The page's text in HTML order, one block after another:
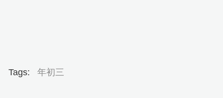
Tags: 年初三